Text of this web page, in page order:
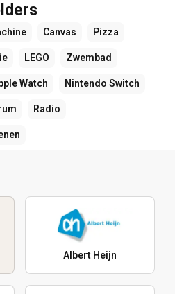
Canvas Pizza
LEGO Zwembad
Watch Nintendo Switch
Radio
Albert Heijn